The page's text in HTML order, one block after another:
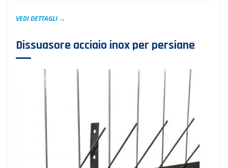
VEDI DETTAGLI →
Dissuasore acciaio inox per persiane